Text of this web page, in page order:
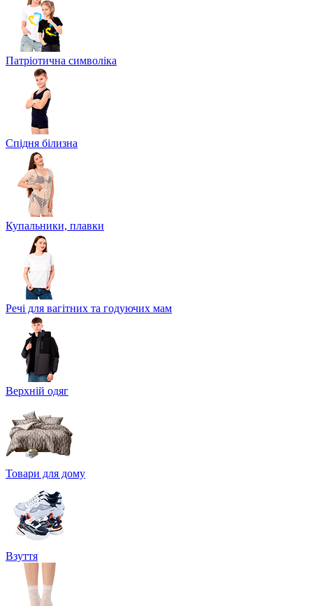
Патріотична символіка
Спідня білизна
Купальники, плавки
Речі для вагітних та годуючих мам
Верхній одяг
Товари для дому
Взуття